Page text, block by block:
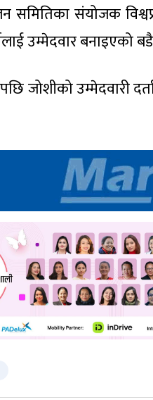
समितिका संयोजक
उम्मेदवार बनाइएको
जोशीको उम्मेदवारी